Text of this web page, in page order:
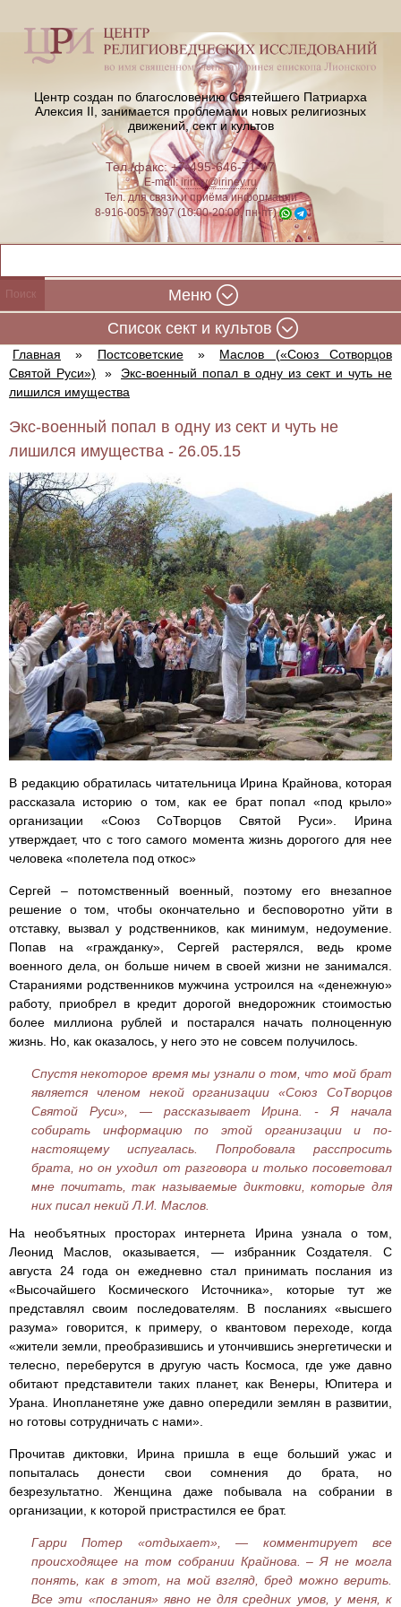
Центр создан по благословению Святейшего Патриарха
Алексия II, занимается проблемами новых религиозных
движений, сект и культов
Тел./факс: +7-495-646-71-47
E-mail:iriney@iriney.ru
Тел. для связи и приёма информации
8-916-005-7397 (10:00-20:00, пн-пт)
Меню
Cписок сект и культов
Главная » Постсоветские »
Маслов («Союз Сотворцов
Святой Руси»)
»
Экс-военный попал в одну из сект и чуть не
лишился имущества
Экс-военный попал в одну из сект и чуть не
лишился имущества - 26.05.15
В редакцию обратилась читательница Ирина Крайнова, которая
рассказала историю о том, как ее брат попал «под крыло»
организации «Союз СоТворцов Святой Руси». Ирина
утверждает, что с того самого момента жизнь дорогого для нее
человека «полетела под откос»
Сергей – потомственный военный, поэтому его внезапное
решение о том, чтобы окончательно и бесповоротно уйти в
отставку, вызвал у родственников, как минимум, недоумение.
Попав на «гражданку», Сергей растерялся, ведь кроме
военного дела, он больше ничем в своей жизни не занимался.
Стараниями родственников мужчина устроился на «денежную»
работу, приобрел в кредит дорогой внедорожник стоимостью
более миллиона рублей и постарался начать полноценную
жизнь. Но, как оказалось, у него это не совсем получилось.
Спустя некоторое время мы узнали о том, что мой брат
является членом некой организации «Союз СоТворцов
Святой Руси», — рассказывает Ирина. - Я начала
собирать информацию по этой организации и по-
настоящему испугалась. Попробовала расспросить
брата, но он уходил от разговора и только посоветовал
мне почитать, так называемые диктовки, которые для
них писал некий Л.И. Маслов.
На необъятных просторах интернета Ирина узнала о том,
Леонид Маслов, оказывается, — избранник Создателя. С
августа 24 года он ежедневно стал принимать послания из
«Высочайшего Космического Источника», которые тут же
представлял своим последователям. В посланиях «высшего
разума» говорится, к примеру, о квантовом переходе, когда
«жители земли, преобразившись и утончившись энергетически и
телесно, переберутся в другую часть Космоса, где уже давно
обитают представители таких планет, как Венеры, Юпитера и
Урана. Инопланетяне уже давно опередили землян в развитии,
но готовы сотрудничать с нами».
Прочитав диктовки, Ирина пришла в еще больший ужас и
попыталась донести свои сомнения до брата, но
безрезультатно. Женщина даже побывала на собрании в
организации, к которой пристрастился ее брат.
Гарри Потер «отдыхает», — комментирует все
происходящее на том собрании Крайнова. – Я не могла
понять, как в этот, на мой взгляд, бред можно верить.
Все эти «послания» явно не для средних умов, у меня, к